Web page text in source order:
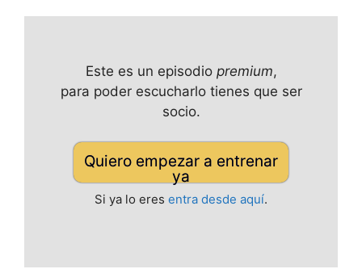
Este es un episodio premium,
para poder escucharlo tienes que ser
socio.
Quiero empezar a entrenar
ya
Si ya lo eres entra desde aquí.